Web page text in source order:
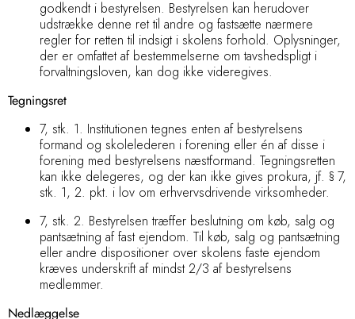
godkendt i bestyrelsen. Bestyrelsen kan herudover
udstrække denne ret til andre og fastsætte nærmere
regler for retten til indsigt i skolens forhold. Oplysninger,
der er omfattet af bestemmelserne om tavshedspligt i
forvaltningsloven, kan dog ikke videregives.
Tegningsret
7, stk. 1. Institutionen tegnes enten af bestyrelsens
formand og skolelederen i forening eller én af disse i
forening med bestyrelsens næstformand. Tegningsretten
kan ikke delegeres, og der kan ikke gives prokura, jf. § 7,
stk. 1, 2. pkt. i lov om erhvervsdrivende virksomheder.
7, stk. 2. Bestyrelsen træffer beslutning om køb, salg og
pantsætning af fast ejendom. Til køb, salg og pantsætning
eller andre dispositioner over skolens faste ejendom
kræves underskrift af mindst 2/3 af bestyrelsens
medlemmer.
Nedlæggelse